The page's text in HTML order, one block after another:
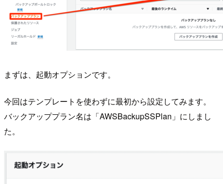
まずは、起動オプションです。
今回はテンプレートを使わずに最初から設定してみます。
バックアッププラン名は「AWSBackupSSPlan」にしまし
た。